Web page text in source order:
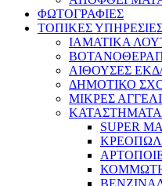
ΦΩΤΟΓΡΑΦΙΕΣ
ΤΟΠΙΚΕΣ
ΙΑΜΑΤΙΚΑ
ΑΙΘΟΥΣΕΣ
ΔΗΜΟΤΙΚΟ
ΜΙΚΡΕΣ
ΚΑΤΑΣΤΗΜΑΤΑ
SUPER